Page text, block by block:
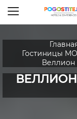
Гостиницы
Веллион